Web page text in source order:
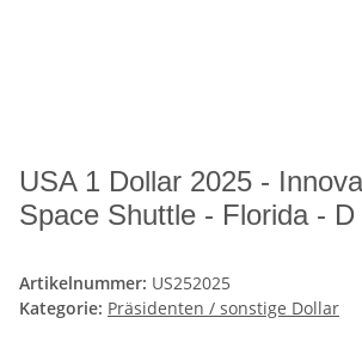
USA 1 Dollar 2025 -
Space Shuttle - Florida - D
Artikelnummer: US252025
Kategorie: Präsidenten / sonstige Dollar